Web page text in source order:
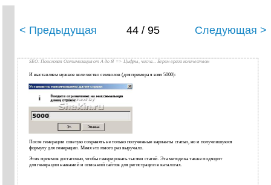
< Предыдущая 44 / 95 Следующая >
SEO: Поисковая Оптимизация от А до Я => Цифры, числа... Берем врага количеством
И выставляем нужное количество символов (для примера я взял 5000):
После генерации советую сохранять не только полученные варианты статьи, но и получившуюся
формулу для генерации. Меня это много раз выручало.
Этих приемов достаточно, чтобы генерировать тысячи статей. Эта методика также подходит
для генерации названий и описаний сайтов для регистрации в каталогах.